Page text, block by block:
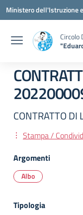
Vai ai contenuti
Vai al menu di navigazione
Vai al footer
Ministero dell'Istruzione
Circolo
CONTRATTO
Stampa /
Argomenti
Albo
Tipologia